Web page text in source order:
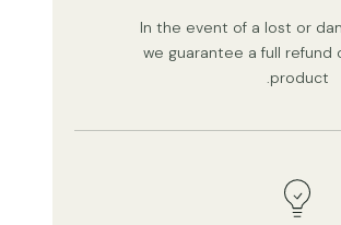
In the event of a lost or
we guarantee a full
product.